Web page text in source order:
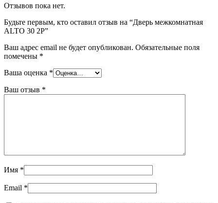
Отзывов пока нет.
Будьте первым, кто оставил отзыв на “Дверь межкомнатная
ALTO 30 2P”
Ваш адрес email не будет опубликован. Обязательные поля
помечены *
Ваша оценка *
Ваш отзыв *
Имя *
Email *